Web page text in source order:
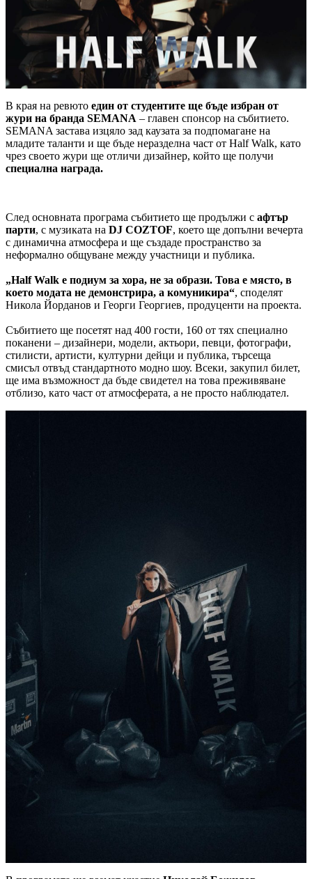
В края на ревюто един от студентите ще бъде избран от
жури на бранда SEMANA – главен спонсор на събитието.
SEMANA застава изцяло зад каузата за подпомагане на
младите таланти и ще бъде неразделна част от Half Walk, като
чрез своето жури ще отличи дизайнер, който ще получи
специална награда.
След основната програма събитието ще продължи с афтър
парти, с музиката на DJ COZTOF, което ще допълни вечерта
с динамична атмосфера и ще създаде пространство за
неформално общуване между участници и публика.
„Half Walk е подиум за хора, не за образи. Това е място, в
което модата не демонстрира, а комуникира“, споделят
Никола Йорданов и Георги Георгиев, продуценти на проекта.
Събитието ще посетят над 400 гости, 160 от тях специално
поканени – дизайнери, модели, актьори, певци, фотографи,
стилисти, артисти, културни дейци и публика, търсеща
смисъл отвъд стандартното модно шоу. Всеки, закупил билет,
ще има възможност да бъде свидетел на това преживяване
отблизо, като част от атмосферата, а не просто наблюдател.